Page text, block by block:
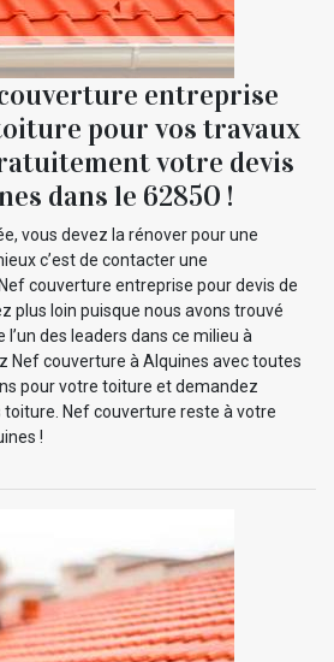
entreprise
pour vos travaux
votre devis
dans le 62850 !
vous devez la rénover pour une
c’est de contacter une
couverture entreprise pour devis de
plus loin puisque nous avons trouvé
des leaders dans ce milieu à
Nef couverture à Alquines avec toutes
pour votre toiture et demandez
Nef couverture reste à votre
!